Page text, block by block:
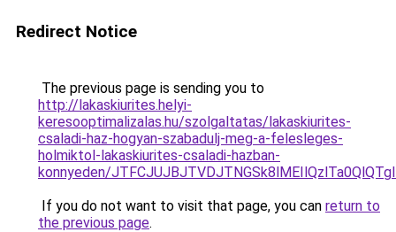
Redirect Notice
The previous page is sending you to
http://lakaskiurites.helyi-
keresooptimalizalas.hu/szolgaltatas/lakaskiurites-
csaladi-haz-hogyan-szabadulj-meg-a-felesleges-
holmiktol-lakaskiurites-csaladi-hazban-
konnyeden/
If you do not want to visit that page, you can return to
the previous page.